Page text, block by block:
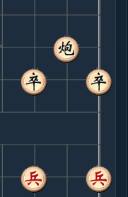
平四
７进５
六进七